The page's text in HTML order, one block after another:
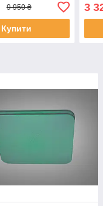
9 950 ₴
Купити
3